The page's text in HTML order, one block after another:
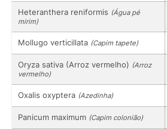
Heteranthera reniformis (Água pé
mirim)
Mollugo verticillata (Capim tapete)
Oryza sativa (Arroz vermelho) (Arroz
vermelho)
Oxalis oxyptera (Azedinha)
Panicum maximum (Capim colonião)